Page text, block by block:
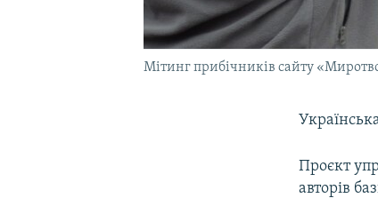
Мітинг прибічників сайту
Проєкт
авторів